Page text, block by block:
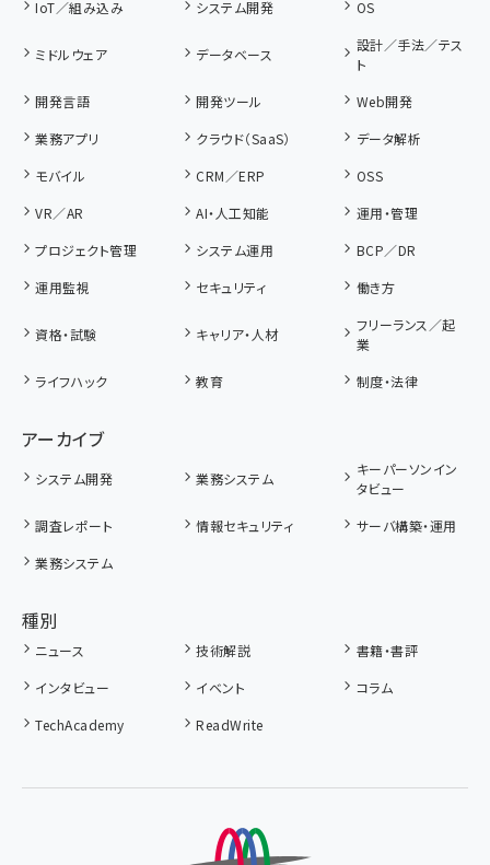
IoT／組み込み
システム開発 OS
ミドルウェア データベース
設計／手法／テス
ト
開発言語
開発ツール
Web開発
業務アプリ
クラウド（SaaS）
データ解析
モバイル
CRM／ERP
OSS
VR／AR
AI・人工知能
運用・管理
プロジェクト管理
システム運用
BCP／DR
運用監視
セキュリティ 働き方
資格・試験 キャリア・人材
フリーランス／起
業
ライフハック
教育 制度・法律
アーカイブ
システム開発 業務システム
キーパーソンイン
タビュー
調査レポート
情報セキュリティ
サーバ構築・運用
業務システム
種別
ニュース 技術解説
書籍・書評
インタビュー
イベント
コラム
TechAcademy
ReadWrite